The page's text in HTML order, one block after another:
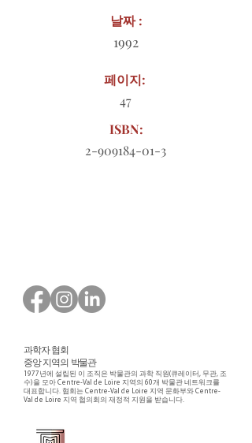
날짜 :
1992
페이지:
47
ISBN:
2-909184-01-3
과학자 협회
중앙 지역의 박물관
1977년에 설립된 이 조직은 박물관의 과학 직원(큐레이터, 무관, 조
수)을 모아 Centre-Val de Loire 지역의 60개 박물관 네트워크를
대표합니다. 협회는 Centre-Val de Loire 지역 문화부와 Centre-
Val de Loire 지역 협의회의 재정적 지원을 받습니다.